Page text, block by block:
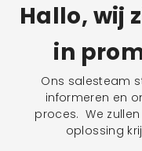
Hallo, wij
in
Ons salesteam
informeren en
proces. We
oplossing